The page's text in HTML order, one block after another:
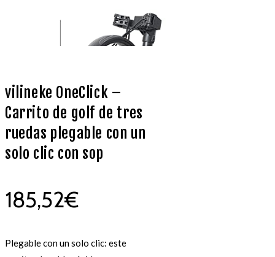
vilineke OneClick –
Carrito de golf de tres
ruedas plegable con un
solo clic con sop
185,52€
Plegable con un solo clic: este